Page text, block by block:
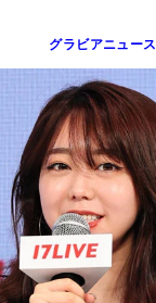
グラビアニュース